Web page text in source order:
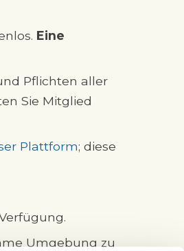
Eine
Pflichten aller
Sie Mitglied
Plattform; diese
Umgebung zu